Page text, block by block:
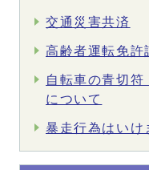
交通災害共済
高齢者運転免許
自転車の青切符
について
暴走行為はいけ